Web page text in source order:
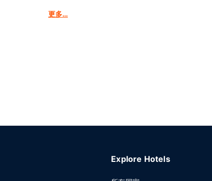
更多…
Explore Hotels